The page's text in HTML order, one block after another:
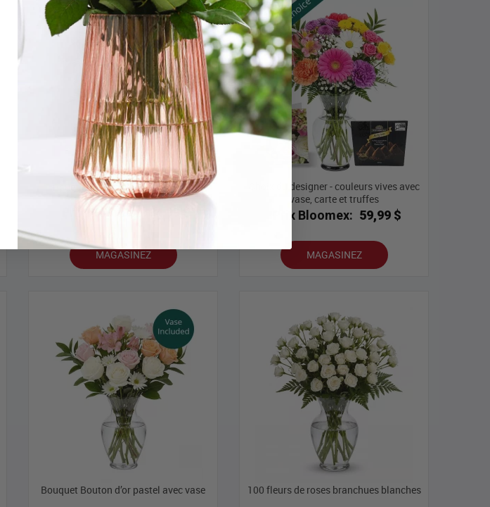
Bouquet Cherry Bomb avec vase
Prix Bloomex:
MAGASINEZ
Choix du designer - couleurs vives avec
vase, carte et truffes
Prix Bloomex: 59,99 $
MAGASINEZ
Bouquet Bouton d’or pastel avec vase 100 fleurs de roses branchues blanches